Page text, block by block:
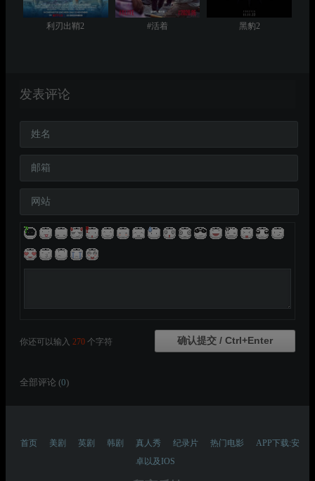
利刃出鞘2 #活着 黑豹2
发表评论
姓名
邮箱
网站
你还可以输入 270 个字符
全部评论 (0)
首页 美剧 英剧 韩剧 真人秀 纪录片 热门电影
APP下载:安
卓以及IOS